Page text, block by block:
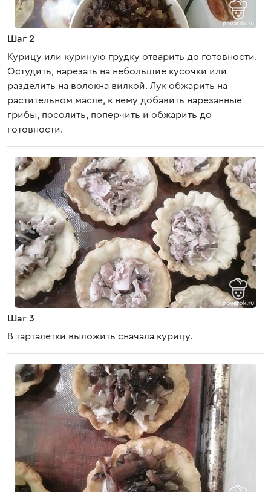
Шаг 2
Курицу или куриную грудку отварить до готовности.
Остудить, нарезать на небольшие кусочки или
разделить на волокна вилкой. Лук обжарить на
растительном масле, к нему добавить нарезанные
грибы, посолить, поперчить и обжарить до
готовности.
Шаг 3
В тарталетки выложить сначала курицу.